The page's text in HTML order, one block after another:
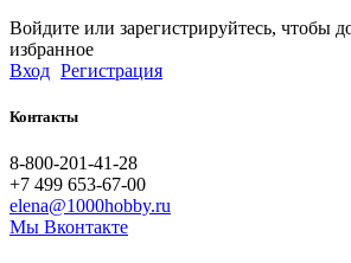
Войдите или зарегистрируйтесь, чтобы
избранное
Вход Регистрация
Контакты
8-800-201-41-28
+7 499 653-67-00
elena@1000hobby.ru
Мы Вконтакте